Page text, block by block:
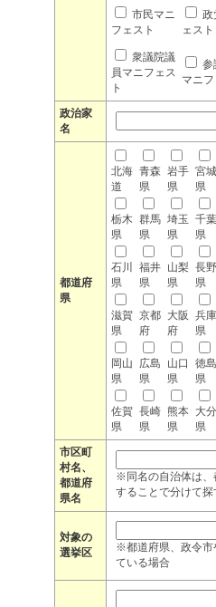
市民マニ
フェスト
政
ェスト
衆議院議
員マニフェス
ト
参
マニフ
政治家
名
都道府
県
北海
道
青森
県
岩手
県
宮城
県
栃木
県
群馬
県
埼玉
県
千葉
県
石川
県
福井
県
山梨
県
長野
県
滋賀
県
京都
府
大阪
府
兵庫
県
岡山
県
広島
県
山口
県
徳島
県
佐賀
県
長崎
県
熊本
県
大分
県
市区町
村名、
都道府
県名
※同名の自治体は、
することで分けて探
対象の
選挙区
※都道府県、政令市
ている場合